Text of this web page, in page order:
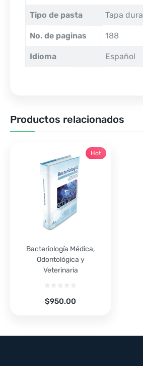
Tipo de pasta Tapa dura
No. de paginas 188
Idioma Español
Productos relacionados
Bacteriología Médica,
Odontológica y
Veterinaria
$950.00
Hot